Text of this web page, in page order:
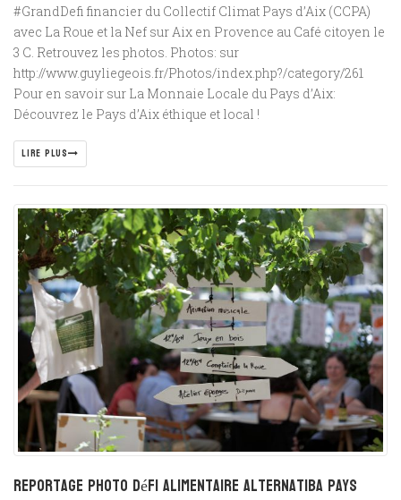
#GrandDefi financier du Collectif Climat Pays d’Aix (CCPA)
avec La Roue et la Nef sur Aix en Provence au Café citoyen le
3 C. Retrouvez les photos. Photos: sur
http://www.guyliegeois.fr/Photos/index.php?/category/261
Pour en savoir sur La Monnaie Locale du Pays d’Aix:
Découvrez le Pays d’Aix éthique et local !
LIRE PLUS
Reportage photo Défi alimentaire Alternatiba Pays